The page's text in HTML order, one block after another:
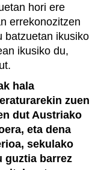
hori ere
errekonozitzen
batzuetan ikusiko
ikusiko du,
hala
zuen
dut Austriako
eta dena
sekulako
guztia barrez